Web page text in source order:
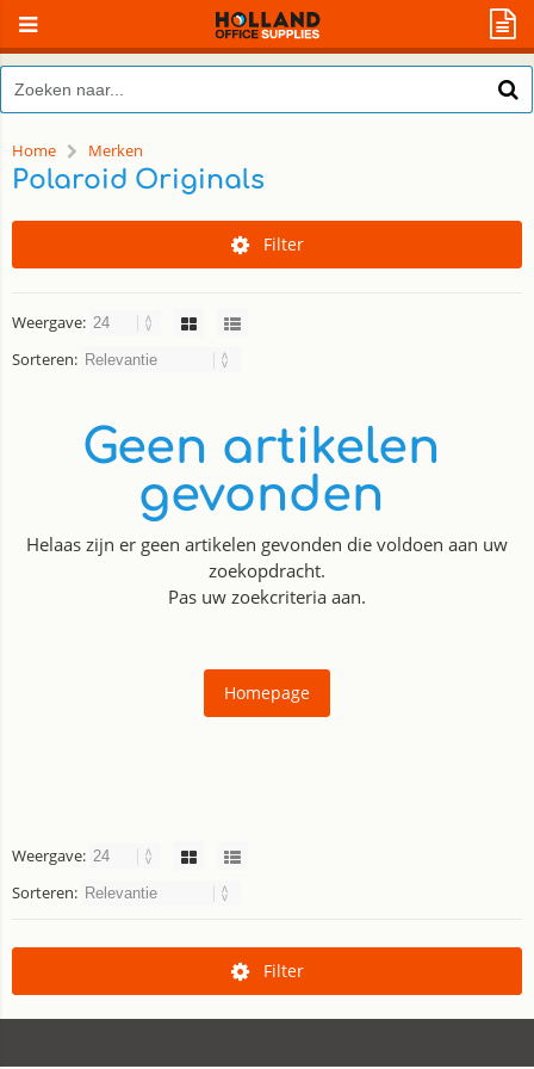
Home Merken
Polaroid Originals
Filter
Weergave:
Sorteren:
Geen artikelen
gevonden
Helaas zijn er geen artikelen gevonden die voldoen aan uw
zoekopdracht.
Pas uw zoekcriteria aan.
Homepage
Weergave:
Sorteren:
Filter